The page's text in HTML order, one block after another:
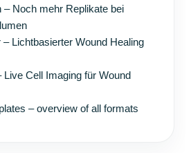
– Noch mehr Replikate bei
Lichtbasierter Wound Healing
Live Cell Imaging für Wound
– overview of all formats